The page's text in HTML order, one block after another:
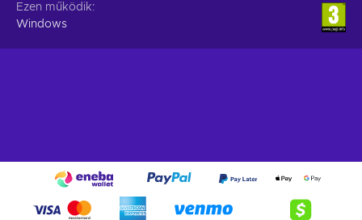
Ezen működik
Windows